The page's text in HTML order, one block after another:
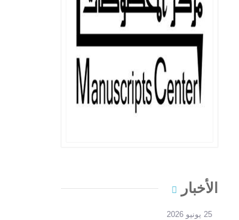
الأخبار
25 يونيو 2026